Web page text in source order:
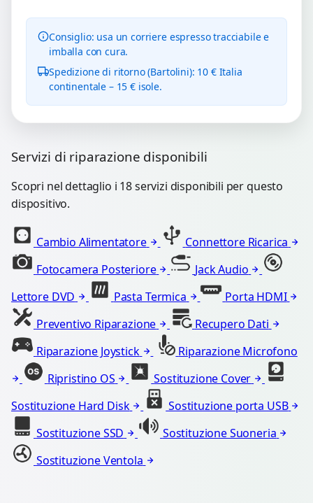
Consiglio: usa un corriere espresso tracciabile e
imballa con cura.
Spedizione di ritorno (Bartolini): 10 € Italia
continentale – 15 € isole.
Servizi di riparazione disponibili
Scopri nel dettaglio i 18 servizi disponibili per questo
dispositivo.
Cambio Alimentatore
Connettore Ricarica
Fotocamera Posteriore
Jack Audio
Lettore DVD
Pasta Termica
Porta HDMI
Preventivo Riparazione
Recupero Dati
Riparazione Joystick
Riparazione Microfono
Ripristino OS
Sostituzione Cover
Sostituzione Hard Disk
Sostituzione porta USB
Sostituzione SSD
Sostituzione Suoneria
Sostituzione Ventola